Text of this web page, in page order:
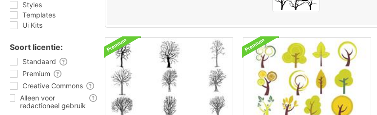
Styles
Templates
Ui Kits
Soort licentie:
Standaard
Premium
Creative Commons
Alleen voor
redactioneel gebruik